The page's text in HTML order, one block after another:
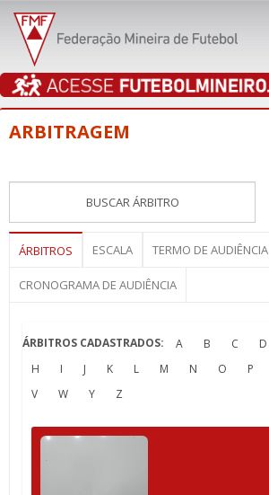
ARBITRAGEM
ÁRBITROS ESCALA TERMO DE AUDIÊNCIA
CRONOGRAMA DE AUDIÊNCIA
ÁRBITROS CADASTRADOS: A B C D
H
I J K L M N O P
V
W Y Z